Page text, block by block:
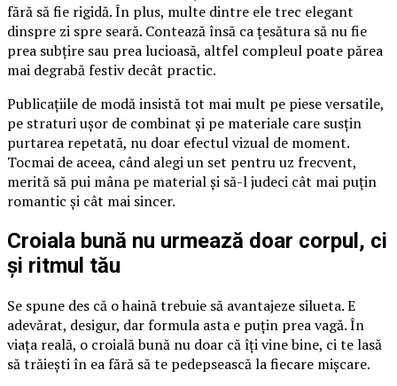
fără să fie rigidă. În plus, multe dintre ele trec elegant
dinspre zi spre seară. Contează însă ca țesătura să nu fie
prea subțire sau prea lucioasă, altfel compleul poate părea
mai degrabă festiv decât practic.
Publicațiile de modă insistă tot mai mult pe piese versatile,
pe straturi ușor de combinat și pe materiale care susțin
purtarea repetată, nu doar efectul vizual de moment.
Tocmai de aceea, când alegi un set pentru uz frecvent,
merită să pui mâna pe material și să-l judeci cât mai puțin
romantic și cât mai sincer.
Croiala bună nu urmează doar corpul, ci
și ritmul tău
Se spune des că o haină trebuie să avantajeze silueta. E
adevărat, desigur, dar formula asta e puțin prea vagă. În
viața reală, o croială bună nu doar că îți vine bine, ci te lasă
să trăiești în ea fără să te pedepsească la fiecare mișcare.